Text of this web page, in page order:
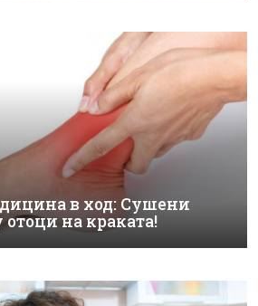
в ход: Сушени
на краката!